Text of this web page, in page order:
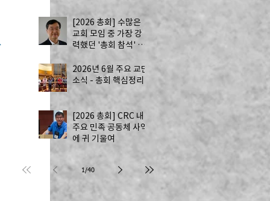
[2026 총회] 수많은
교회 모임 중 가장 강
력했던 '총회 참석' by
2026년 6월 주요 교단
소식 - 총회 핵심정리
[2026 총회] CRC 내
주요 민족 공동체 사역
에 귀 기울여
1 /40